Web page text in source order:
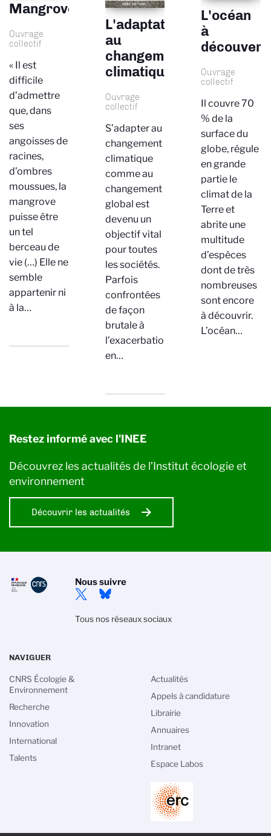
Mangrove
Ouvrage
collectif
« Il est
difficile
d’admettre
que, dans
ses
angoisses de
racines,
d’ombres
moussues, la
mangrove
puisse être
un tel
berceau de
vie (…) Elle ne
semble
appartenir ni
à la…
L'adaptation
au
changement
climatique
Ouvrage
collectif
S’adapter au
changement
climatique
comme au
changement
global est
devenu un
objectif vital
pour toutes
les sociétés.
Parfois
confrontées
de façon
brutale à
l’exacerbation,
en…
L'océan
à
découvert
Ouvrage
collectif
Il couvre 70
% de la
surface du
globe, régule
en grande
partie le
climat de la
Terre et
abrite une
multitude
d’espèces
dont de très
nombreuses
sont encore
à découvrir.
L’océan…
Restez informé avec l'INEE
Découvrez les actualités de l’Institut écologie et
environnement
Découvrir les actualités
Nous suivre
Tous nos réseaux sociaux
NAVIGUER
CNRS Écologie &
Environnement
Recherche
Innovation
International
Talents
Actualités
Appels à candidature
Librairie
Annuaires
Intranet
Espace Labos